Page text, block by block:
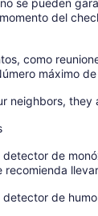
del
como
máximo
neighbors, they
detector de
recomienda
detector de